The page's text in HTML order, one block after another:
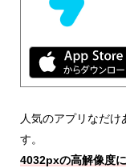
人気のアプリなだ
す。
4032pxの高解像度